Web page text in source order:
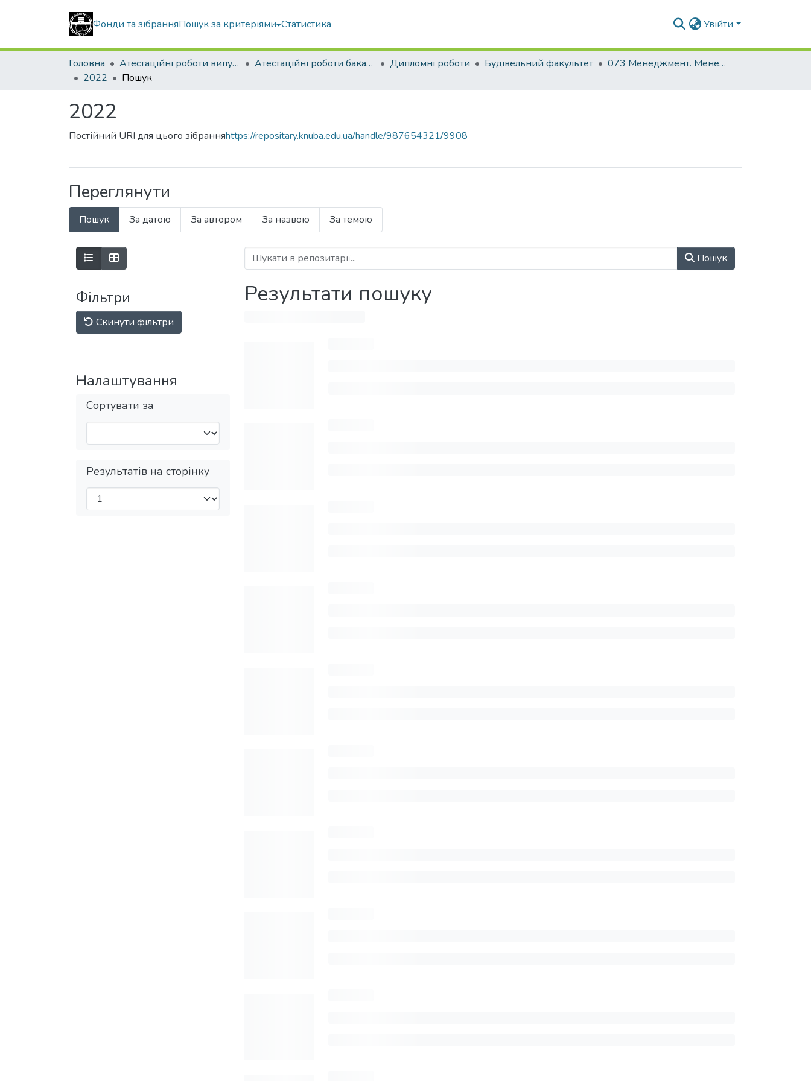
Фонди та зібранняПошук за критеріями Статистика Увійти
Головна Атестаційні роботи випускників Атестаційні роботи бакалаврів Дипломні роботи Будівельний факультет
073 Менеджмент. Менеджмент організацій і адміністрування
2022
Пошук
2022
Постійний URI для цього зібранняhttps://repositary.knuba.edu.ua/handle/987654321/9908
Переглянути
Пошук За датою За автором За назвою За темою
Фільтри
Скинути фільтри
Налаштування
Сортувати за
Результатів на сторінку
Пошук
Результати пошуку